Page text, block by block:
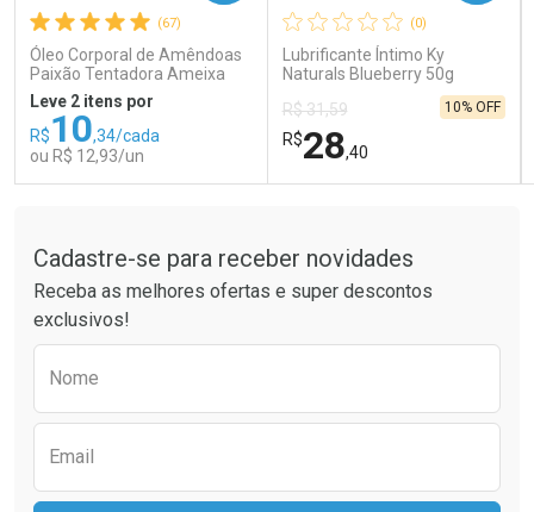
Comprar sem Desconto
Por R$ 66,83/cada
Comprar sem Desconto
Por R$ 66,83/cada
Comprar sem Desconto
Por R$ 41,99/cada
Comprar sem Desconto
Por R$ 41,99/cada
(67)
Óleo Corporal de Amêndoas
Paixão Tentadora Ameixa
Rubi 100ml
Leve 2 itens por
R$10,34/cada
ou R$ 12,93/un
Laboratório
Por Menos
(0)
Lubrificante Íntimo Ky
Naturals Blueberry 50g
R$ 31,59
R$28,40
10% OFF
Laboratório
Por Menos
Cadastre-se para receber novidades
Receba as melhores ofertas e super descontos
exclusivos!
Nome
Email